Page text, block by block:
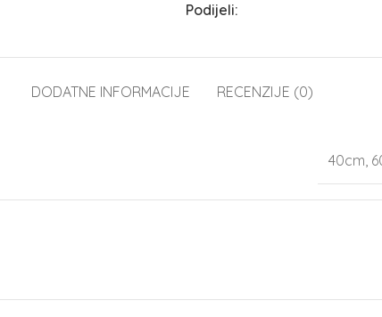
Podijeli:
DODATNE INFORMACIJE RECENZIJE (0)
40cm,